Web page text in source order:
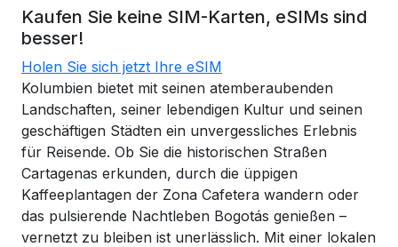
Kaufen Sie keine SIM-Karten, eSIMs sind
besser!
Holen Sie sich jetzt Ihre eSIM
Kolumbien bietet mit seinen atemberaubenden
Landschaften, seiner lebendigen Kultur und seinen
geschäftigen Städten ein unvergessliches Erlebnis
für Reisende. Ob Sie die historischen Straßen
Cartagenas erkunden, durch die üppigen
Kaffeeplantagen der Zona Cafetera wandern oder
das pulsierende Nachtleben Bogotás genießen –
vernetzt zu bleiben ist unerlässlich. Mit einer lokalen